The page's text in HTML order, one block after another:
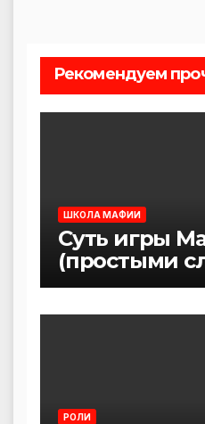
Рекомендуем
ШКОЛА МАФИИ
Суть игры
(простыми
РОЛИ